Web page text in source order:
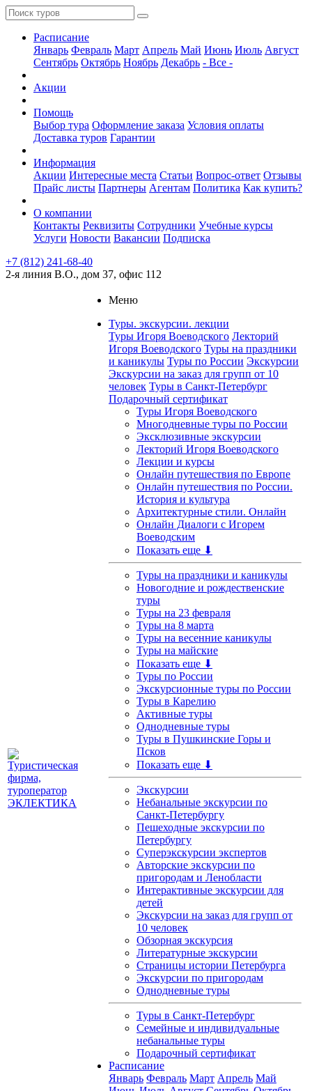
Расписание
Январь Февраль Март Апрель Май Июнь Июль Август
Сентябрь Октябрь Ноябрь Декабрь - Все -
Акции
Помощь
Выбор тура Оформление заказа Условия оплаты
Доставка туров Гарантии
Информация
Акции Интересные места Статьи Вопрос-ответ Отзывы
Прайс листы Партнеры Агентам Политика Как купить?
О компании
Контакты Реквизиты Сотрудники Учебные курсы
Услуги Новости Вакансии Подписка
+7 (812) 241-68-40
2-я линия В.О., дом 37, офис 112
Меню
Туры. экскурсии. лекции
Туры Игоря Воеводского Лекторий
Игоря Воеводского Туры на праздники
и каникулы Туры по России Экскурсии
Экскурсии на заказ для групп от 10
человек Туры в Санкт-Петербург
Подарочный сертификат
Туры Игоря Воеводского
Многодневные туры по России
Эксклюзивные экскурсии
Лекторий Игоря Воеводского
Лекции и курсы
Онлайн путешествия по Европе
Онлайн путешествия по России.
История и культура
Архитектурные стили. Онлайн
Онлайн Диалоги с Игорем
Воеводским
Показать еще ⬇
Туры на праздники и каникулы
Новогодние и рождественские
туры
Туры на 23 февраля
Туры на 8 марта
Туры на весенние каникулы
Туры на майские
Показать еще ⬇
Туры по России
Экскурсионные туры по России
Туры в Карелию
Активные туры
Однодневные туры
Туры в Пушкинские Горы и
Псков
Показать еще ⬇
Экскурсии
Небанальные экскурсии по
Санкт-Петербургу
Пешеходные экскурсии по
Петербургу
Суперэкскурсии экспертов
Авторские экскурсии по
пригородам и Ленобласти
Интерактивные экскурсии для
детей
Экскурсии на заказ для групп от
10 человек
Обзорная экскурсия
Литературные экскурсии
Страницы истории Петербурга
Экскурсии по пригородам
Однодневные туры
Туры в Санкт-Петербург
Семейные и индивидуальные
небанальные туры
Подарочный сертификат
Расписание
Январь Февраль Март Апрель Май